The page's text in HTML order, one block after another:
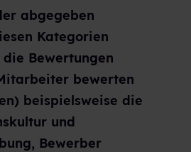
abgegeben
Kategorien
Bewertungen
bewerten
beispielsweise die
und
Bewerber